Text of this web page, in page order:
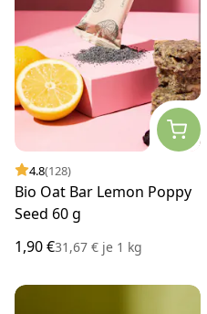
4.8(128)
Bio Oat Bar Lemon Poppy
Seed 60 g
1,90 €31,67 € je 1 kg